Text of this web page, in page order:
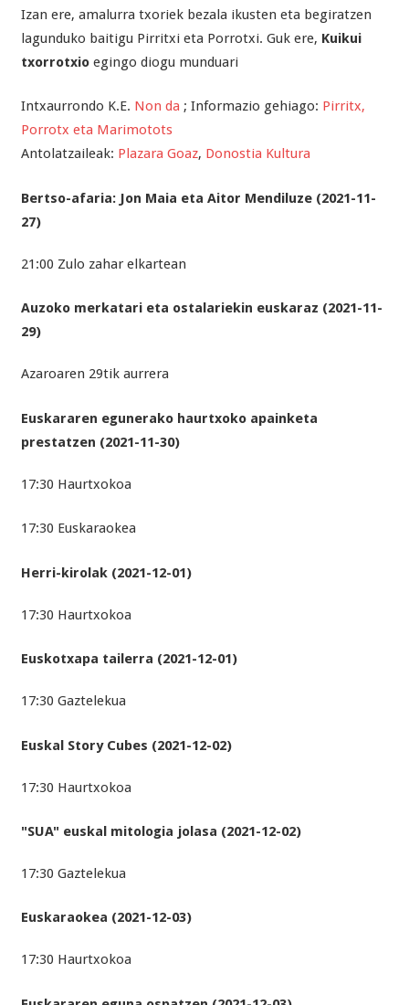
Izan ere, amalurra txoriek bezala ikusten eta begiratzen
lagunduko baitigu Pirritxi eta Porrotxi. Guk ere, Kuikui
txorrotxioegingo diogu munduari
Intxaurrondo K.E. Non da ; Informazio gehiago: Pirritx,
Porrotx eta Marimotots
Antolatzaileak: Plazara Goaz, Donostia Kultura
Bertso-afaria: Jon Maia eta Aitor Mendiluze (2021-11-
27)
21:00 Zulo zahar elkartean
Auzoko merkatari eta ostalariekin euskaraz (2021-11-
29)
Azaroaren 29tik aurrera
Euskararen egunerako haurtxoko apainketa
prestatzen (2021-11-30)
17:30 Haurtxokoa
17:30 Euskaraokea
Herri-kirolak (2021-12-01)
17:30 Haurtxokoa
Euskotxapa tailerra (2021-12-01)
17:30 Gaztelekua
Euskal Story Cubes (2021-12-02)
17:30 Haurtxokoa
"SUA" euskal mitologia jolasa (2021-12-02)
17:30 Gaztelekua
Euskaraokea (2021-12-03)
17:30 Haurtxokoa